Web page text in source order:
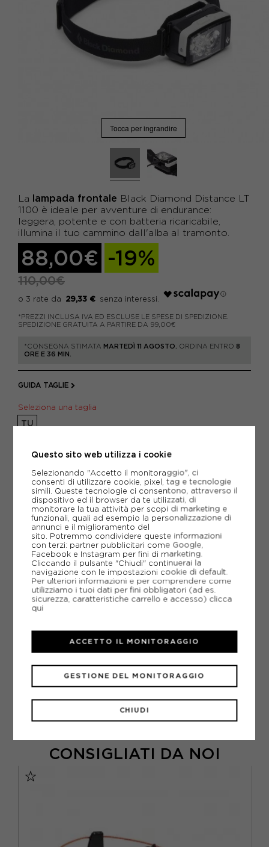
Tocca per ingrandire
La lampada frontale Black Diamond Distance LT
1100 è ideale per avventure di endurance:
leggera, potente e con batteria ricaricabile,
illumina il tuo cammino dall'alba al tramonto.
88,00€ -19%
110,00€
29,33 €
*PREZZI INCLUSA IVA ED ESCLUSE LE SPESE DI SPEDIZIONE.
SPEDIZIONE GRATUITA A PARTIRE DA 99,00€
*CONSEGNA STIMATA MARTEDÌ 11 AGOSTO. ORDINA ENTRO 8
ORE E 36 MIN.
GUIDA TAGLIE
Seleziona una taglia
TU
Attenzione: ultimi articoli in magazzino!
AGGIUNGI AL CARRELLO
AGGIUNGI ALLA LISTA DEI DESIDERI
POTREBBERO INTERESSARTI ANCHE
LAMPADA FRONTALE BLACK DIAMOND
LAMPADA FRONTALE
ARTICOLI SPORTIVI BLACK DIAMOND
METODI DI PAGAMENTO
SCHEDA TECNICA
GUIDA ALLE TAGLIE
CONSIGLIATI DA NOI
Questo sito web utilizza i cookie
Selezionando "Accetto il monitoraggio", ci
consenti di utilizzare cookie, pixel, tag e tecnologie
simili. Queste tecnologie ci consentono, attraverso il
dispositivo ed il browser da te utilizzati, di
monitorare la tua attività per scopi di marketing e
funzionali, quali ad esempio la personalizzazione di
annunci e il miglioramento del
sito. Potremmo condividere queste informazioni
con terzi: partner pubblicitari come Google,
Facebook e Instagram per fini di marketing.
Cliccando il pulsante "Chiudi" continuerai la
navigazione con le impostazioni cookie di default.
Per ulteriori informazioni e per comprendere come
utilizziamo i tuoi dati per fini obbligatori (ad es.
sicurezza, caratteristiche carrello e accesso) clicca
qui
CHIUDI
GESTIONE DEL MONITORAGGIO
ACCETTO IL MONITORAGGIO